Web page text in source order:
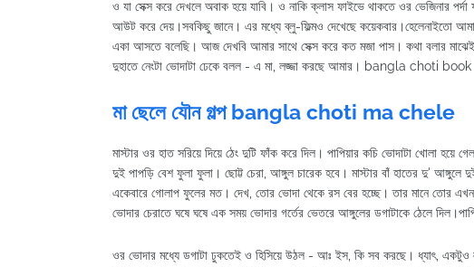
ও যা সেক্স করে দেখলে অবাক হয়ে যাবি। ও নাকি ক্লাস ফাইভে থাকতে ওর ভেজিনার
আউট করে দেয়।সবকিছু জানে। এর মধ্যে ব্লু-ফিল্মও দেখেছে কয়েকবার।হেলেনাইতো
একা আসতে বলেছি। আজ দেখবি আমার সাথে সেক্স করে কত মজা পাস। কথা বলার মাঝেই
দুহাতে নেংটা ভোদাটা ঢেকে বলল - এ মা, লজ্জা করছে আমার। bangla choti book
মা ছেলে যৌন গল্প bangla choti ma chele
মাস্টার ওর হাত সরিয়ে দিয়ে ঠেং দুটি ফাঁক করে দিল। পাপিয়ার কচি ভোদাটা খোলা হয়ে
দুই পাপড়ি বেশ ফুলা ফুলা। ছোট্ট চেরা, আঙ্গুল চারেক হবে। মাস্টার বাঁ হাতের দু' আঙ্গুলে
একেবারে গোলাপ ফুলের মত। দেখ, তোর ভোদা থেকে রস বের হচ্ছে। তার মানে তোর এখন
ভোদার চেরাতে ঘষে ঘষে এক সময় ভোদার গর্তের ভেতরে আঙ্গুলের ডগাটাকে ঠেলে
ওর ভোদার মধ্যে ডগাটা ঢুকতেই ও হিসিয়ে উঠল - আঃ ইস, কি সব করছে। ধ্যাৎ, একটুও